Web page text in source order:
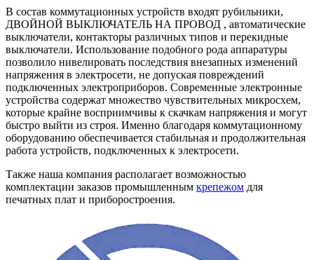
В состав коммутационных устройств входят рубильники,
ДВОЙНОЙ ВЫКЛЮЧАТЕЛЬ НА ПРОВОД , автоматические
выключатели, контакторы различных типов и перекидные
выключатели. Использование подобного рода аппаратуры
позволило нивелировать последствия внезапных изменений
напряжения в электросети, не допуская повреждений
подключенных электроприборов. Современные электронные
устройства содержат множество чувствительных микросхем,
которые крайне восприимчивы к скачкам напряжения и могут
быстро выйти из строя. Именно благодаря коммутационному
оборудованию обеспечивается стабильная и продолжительная
работа устройств, подключенных к электросети.
Также наша компания располагает возможностью
комплектации заказов промышленным крепежом для
печатных плат и приборостроения.